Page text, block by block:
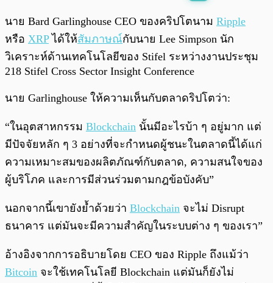
นาย Bard Garlinghouse CEO ของคริปโตนาม Ripple
หรือ XRPได้ให้สัมภาษณ์กับนาย Lee Simpson นัก
วิเคราะห์ด้านเทคโนโลยีของ Stifel ระหว่างงานประชุม
218 Stifel Cross Sector Insight Conference
นาย Garlinghouse ให้ความเห็นกับตลาดริปโตว่า:
“ในอุตสาหกรรม Blockchain นั้นมีอะไรบ้า ๆ อยู่มาก แต่
มีปัจจัยหลัก ๆ 3 อย่างที่จะกำหนดผู้ชนะในตลาดนี้ได้แก่
ความเหมาะสมของผลิตภัณฑ์กับตลาด, ความสนใจของ
ผู้บริโภค และการมีส่วนร่วมตามกฎข้อบังคับ”
นอกจากนี้เขายังย้ำด้วยว่า Blockchain จะไม่ Disrupt
ธนาคาร แต่มันจะมีความสำคัญในระบบต่าง ๆ ของเรา”
อ้างอิงจากการอธิบายโดย CEO ของ Ripple ถึงแม้ว่า
Bitcoin จะใช้เทคโนโลยี Blockchain แต่มันก็ยังไม่